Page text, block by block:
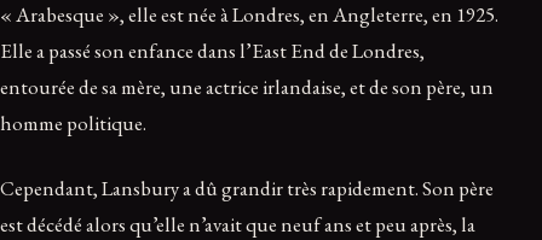
« Arabesque », elle est née à Londres, en Angleterre, en 1925.
Elle a passé son enfance dans l’East End de Londres,
entourée de sa mère, une actrice irlandaise, et de son père, un
homme politique.
Cependant, Lansbury a dû grandir très rapidement. Son père
est décédé alors qu’elle n’avait que neuf ans et peu après, la